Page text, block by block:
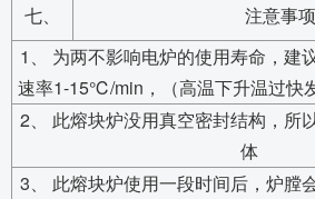
七、
注意事项
1、 为两不影响电炉的使用寿命，建
速率1-15℃/min，（高温下升温过快
2、 此熔块炉没用真空密封结构，所
体
3、 此熔块炉使用一段时间后，炉膛